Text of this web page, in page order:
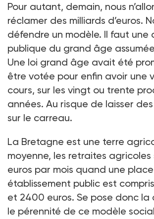
Pour autant, demain, nous
réclamer des milliards d’euros.
défendre un modèle. Il faut une
publique du grand âge
Une loi grand âge avait été
être votée pour enfin avoir une
cours, sur les vingt ou trente
années. Au risque de laisser
sur le carreau.
La Bretagne est une terre
moyenne, les retraites
euros par mois quand une
établissement public est
et 2400 euros. Se pose donc la
le pérennité de ce modèle